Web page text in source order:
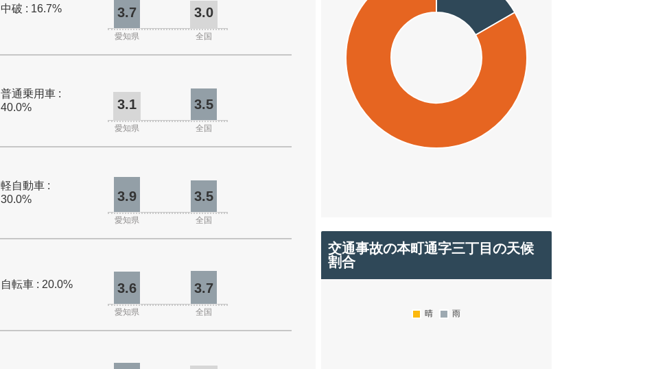
中破 : 16.7% 3.7 3.0
愛知県 全国
普通乗用車 :
40.0%
3.1 3.5
愛知県 全国
軽自動車 :
30.0%
3.9 3.5
愛知県 全国
自転車 : 20.0% 3.6 3.7
愛知県 全国
交通事故の本町通字三丁目の天候
割合